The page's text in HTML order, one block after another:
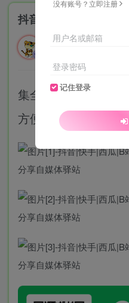
抖音|快手|西瓜|B站|全
勇敢的大野狼
集全网短视频，批
方便做短视频的！
没有账号？立即注册
用户名或邮箱
登录密码
记住登录